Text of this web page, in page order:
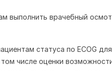
выполнить врачебный
статуса по ECOG
числе оценки